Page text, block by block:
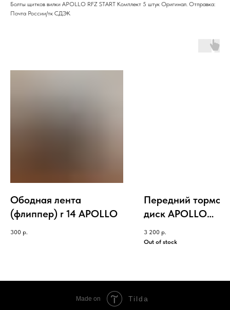
Болты щитков вилки APOLLO RFZ START Комплект 5 штук Оригинал. Отправка:
Почта России/тк СДЭК
Ободная лента
(флиппер) r 14 APOLLO
300 р.
Передний
диск APOLLO
TRACKER/
250
3 200 р.
Out of stock
Made on Tilda